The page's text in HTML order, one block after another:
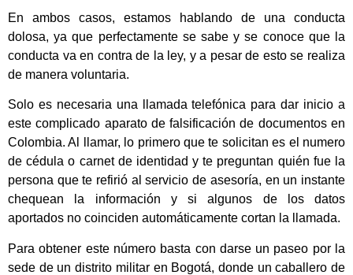
En ambos casos, estamos hablando de una conducta
dolosa, ya que perfectamente se sabe y se conoce que la
conducta va en contra de la ley, y a pesar de esto se realiza
de manera voluntaria.
Solo es necesaria una llamada telefónica para dar inicio a
este complicado aparato de falsificación de documentos en
Colombia. Al llamar, lo primero que te solicitan es el numero
de cédula o carnet de identidad y te preguntan quién fue la
persona que te refirió al servicio de asesoría, en un instante
chequean la información y si algunos de los datos
aportados no coinciden automáticamente cortan la llamada.
Para obtener este número basta con darse un paseo por la
sede de un distrito militar en Bogotá, donde un caballero de